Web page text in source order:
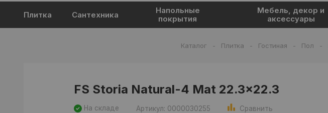
Плитка Сантехника
Напольные
покрытия
Мебель, декор и
аксессуары
Каталог - Плитка - Гостиная - Пол -
FS Storia Natural-4 Mat 22.3x22.3
На складе Артикул: 0000030255 Сравнить